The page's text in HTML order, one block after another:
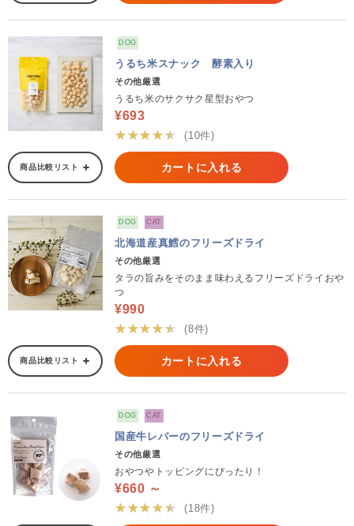
DOG
うるち米スナック 酵素入り
その他厳選
うるち米のサクサク星型おやつ
¥693
★★★★★
(10件)
商品比較リスト カートに入れる
DOG CAT
北海道産真鱈のフリーズドライ
その他厳選
タラの旨みをそのまま味わえるフリーズドライおや
つ
¥990
★★★★★
(8件)
商品比較リスト カートに入れる
DOG CAT
国産牛レバーのフリーズドライ
その他厳選
おやつやトッピングにぴったり！
¥660 ～
★★★★★
(18件)